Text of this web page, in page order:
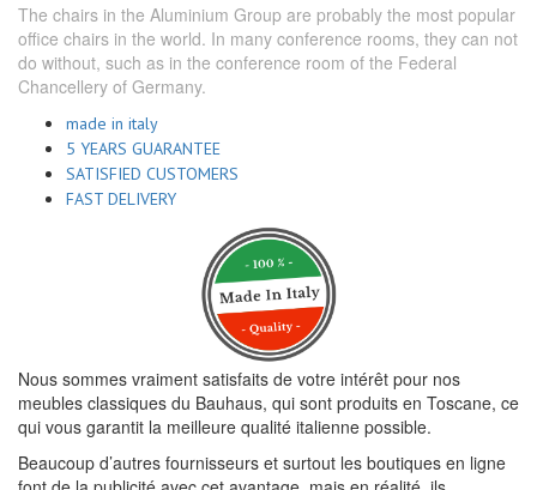
The chairs in the Aluminium Group are probably the most popular
office chairs in the world. In many conference rooms, they can not
do without, such as in the conference room of the Federal
Chancellery of Germany.
made in italy
5 YEARS GUARANTEE
SATISFIED CUSTOMERS
FAST DELIVERY
Nous sommes vraiment satisfaits de votre intérêt pour nos
meubles classiques du Bauhaus, qui sont produits en Toscane, ce
qui vous garantit la meilleure qualité italienne possible.
Beaucoup d’autres fournisseurs et surtout les boutiques en ligne